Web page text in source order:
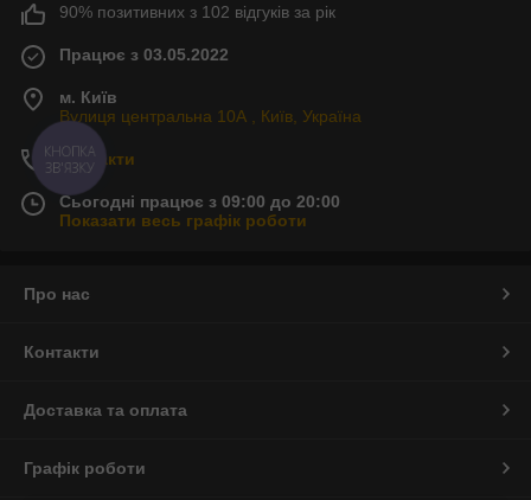
90% позитивних з 102 відгуків за рік
Працює з 03.05.2022
м. Київ
Вулиця центральна 10А , Київ, Україна
Контакти
Сьогодні працює з 09:00 до 20:00
Показати весь графік роботи
Про нас
Контакти
Доставка та оплата
Графік роботи